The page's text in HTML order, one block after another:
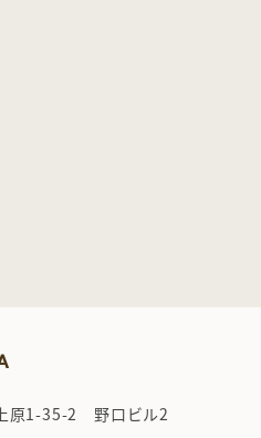
原1-35-2 野口ビル2